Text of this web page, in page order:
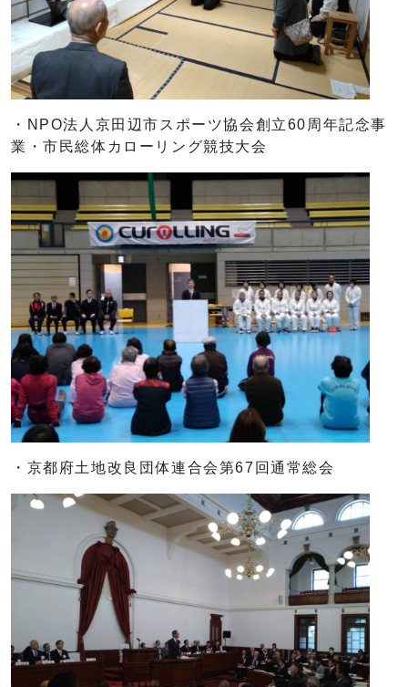
・NPO法人京田辺市スポーツ協会創立60周年記念事
業・市民総体カローリング競技大会
・京都府土地改良団体連合会第67回通常総会